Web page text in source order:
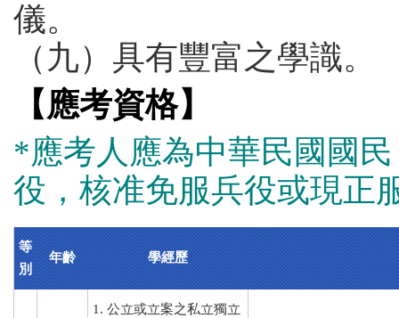
儀。
（九）具有豐富之學識。
【應考資格】
*應考人應為中華民國國
役，核准免服兵役或現正
等
別
年齡 學經歷
1. 公立或立案之私立獨立